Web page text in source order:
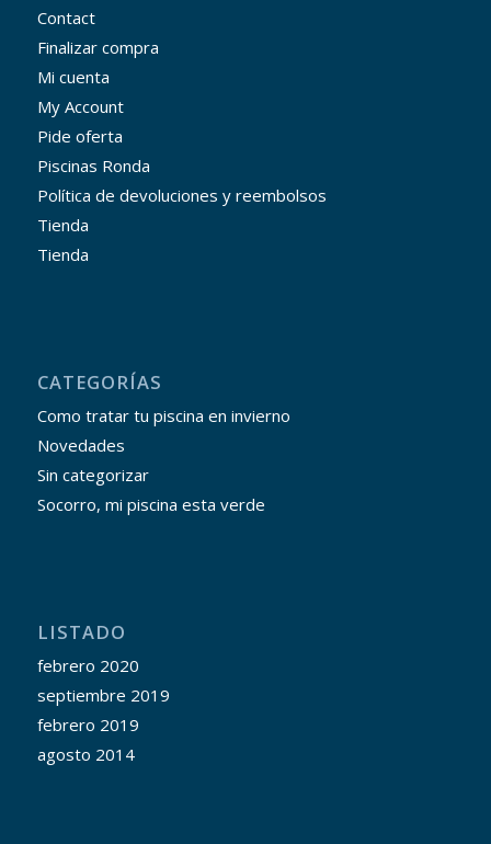
Contact
Finalizar compra
Mi cuenta
My Account
Pide oferta
Piscinas Ronda
Política de devoluciones y reembolsos
Tienda
Tienda
CATEGORÍAS
Como tratar tu piscina en invierno
Novedades
Sin categorizar
Socorro, mi piscina esta verde
LISTADO
febrero 2020
septiembre 2019
febrero 2019
agosto 2014